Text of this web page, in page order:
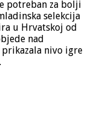
potreban za bolji
selekcija
u Hrvatskoj od
nad
nivo igre